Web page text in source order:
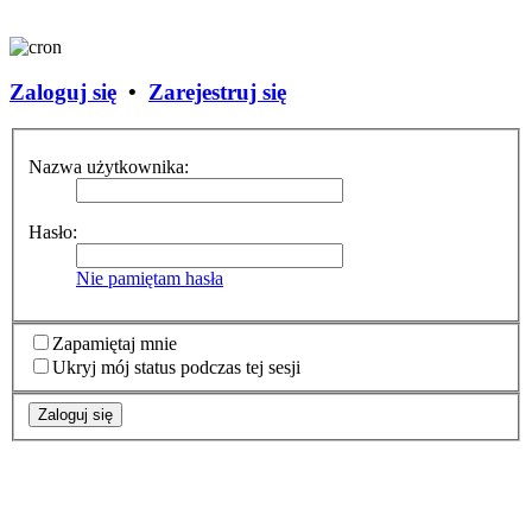
Zaloguj się • Zarejestruj się
Nazwa użytkownika:
Hasło:
Nie pamiętam hasła
Zapamiętaj mnie
Ukryj mój status podczas tej sesji